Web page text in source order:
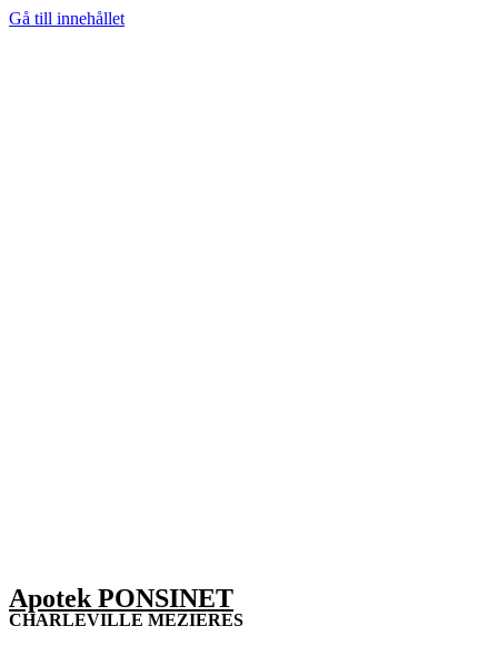
Gå till innehållet
Apotek PONSINET
CHARLEVILLE MEZIERES